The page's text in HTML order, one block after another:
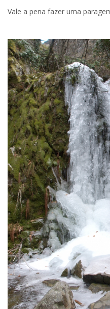
Vale a pena fazer uma